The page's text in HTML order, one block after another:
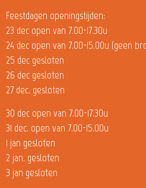
Feestdagen openingstijden:
23 dec open van 7.00-17.30u
24 dec open van 7.00-15.00u (geen
25 dec gesloten
26 dec gesloten
27 dec. gesloten
30 dec open van 7.00-17.30u
31 dec. open van 7.00-15.00u
1 jan gesloten
2 jan. gesloten
3 jan gesloten